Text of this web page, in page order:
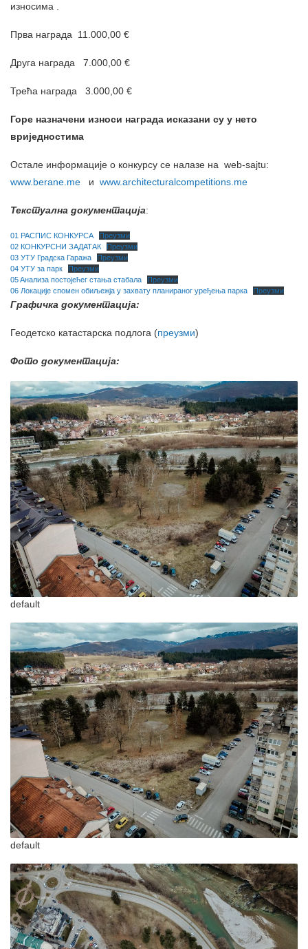
износима .
Прва награда 11.000,00 €
Друга награда 7.000,00 €
Трећа награда 3.000,00 €
Горе назначени износи награда исказани су у нето
вриједностима
Остале информације о конкурсу се налазе на web-sajtu:
www.berane.me и www.аrchitecturalcompetitions.me
Текстуална документација:
01 РАСПИС КОНКУРСА
Преузми
02 КОНКУРСНИ ЗАДАТАК
Преузми
03 УТУ Градска Гаража
Преузми
04 УТУ за парк
Преузми
05 Aнализа постојећег стања стабала
Преузми
06 Локације спомен обиљежја у захвату планираног уређења парка
Преузми
Графичка документација:
Геодетско катастарска подлога (преузми)
Фото документација:
default
default